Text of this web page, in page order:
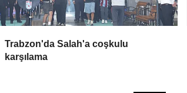
Trabzon'da Salah'a coşkulu
karşılama